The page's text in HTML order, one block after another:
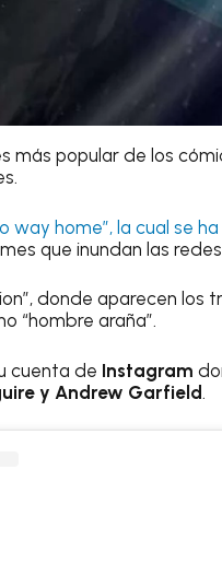
más popular de los
way home”, la cual se
que inundan las
donde aparecen los
“hombre araña”.
cuenta de Instagram
y Andrew Garfield.